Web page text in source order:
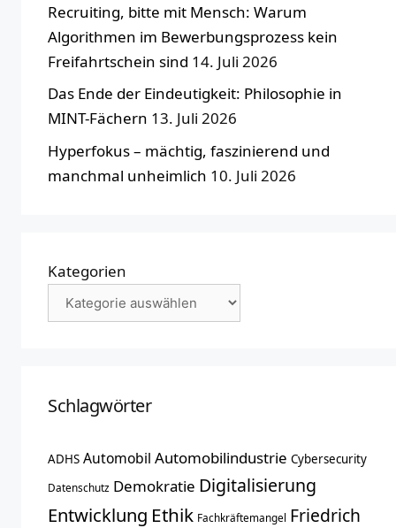
Recruiting, bitte mit Mensch: Warum
Algorithmen im Bewerbungsprozess kein
Freifahrtschein sind 14. Juli 2026
Das Ende der Eindeutigkeit: Philosophie in
MINT-Fächern 13. Juli 2026
Hyperfokus – mächtig, faszinierend und
manchmal unheimlich 10. Juli 2026
Kategorien
Schlagwörter
ADHS Automobil Automobilindustrie Cybersecurity
Datenschutz Demokratie Digitalisierung
Entwicklung Ethik Fachkräftemangel Friedrich